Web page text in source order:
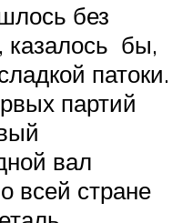
без
казалось бы,
патоки.
партий
вал
всей стране